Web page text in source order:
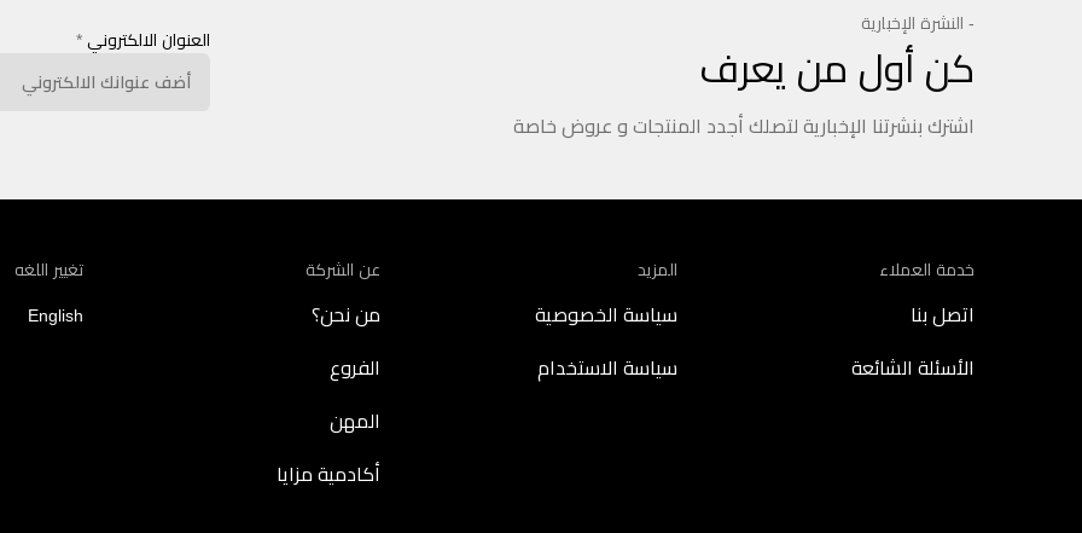
- النشرة الإخبارية
كن أول من يعرف
اشترك بنشرتنا الإخبارية لتصلك أجدد المنتجات و عروض خاصة
العنوان الالكتروني *
خدمة العملاء
اتصل بنا
الأسئلة الشائعة
المزيد
سياسة الخصوصية
سياسة الاستخدام
عن الشركة
من نحن؟
الفروع
المهن
أكادمية مزايا
تغيير اللغه
English